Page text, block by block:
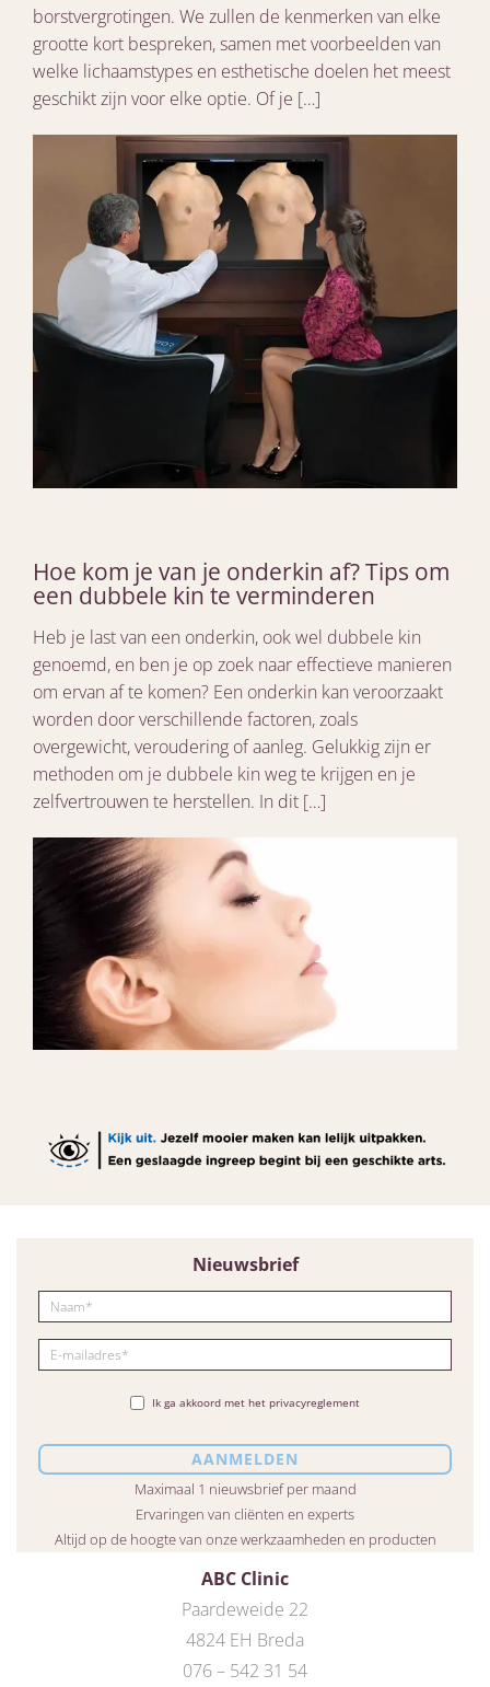
borstvergrotingen. We zullen de kenmerken van elke
grootte kort bespreken, samen met voorbeelden van
welke lichaamstypes en esthetische doelen het meest
geschikt zijn voor elke optie. Of je […]
Hoe kom je van je onderkin af? Tips om
een dubbele kin te verminderen
Heb je last van een onderkin, ook wel dubbele kin
genoemd, en ben je op zoek naar effectieve manieren
om ervan af te komen? Een onderkin kan veroorzaakt
worden door verschillende factoren, zoals
overgewicht, veroudering of aanleg. Gelukkig zijn er
methoden om je dubbele kin weg te krijgen en je
zelfvertrouwen te herstellen. In dit […]
ABC Clinic
Paardeweide 22
4824 EH Breda
076 – 542 31 54
Nieuwsbrief
Ik ga akkoord met het privacyreglement
Maximaal 1 nieuwsbrief per maand
Ervaringen van cliënten en experts
Altijd op de hoogte van onze werkzaamheden en producten